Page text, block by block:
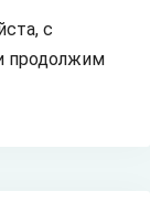
с
продолжим